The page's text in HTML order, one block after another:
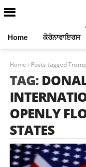
Home ਕੋਰੋਨਾਵਾਇਰਸ
Home Posts tagged
TAG:
OPENLY
STATES